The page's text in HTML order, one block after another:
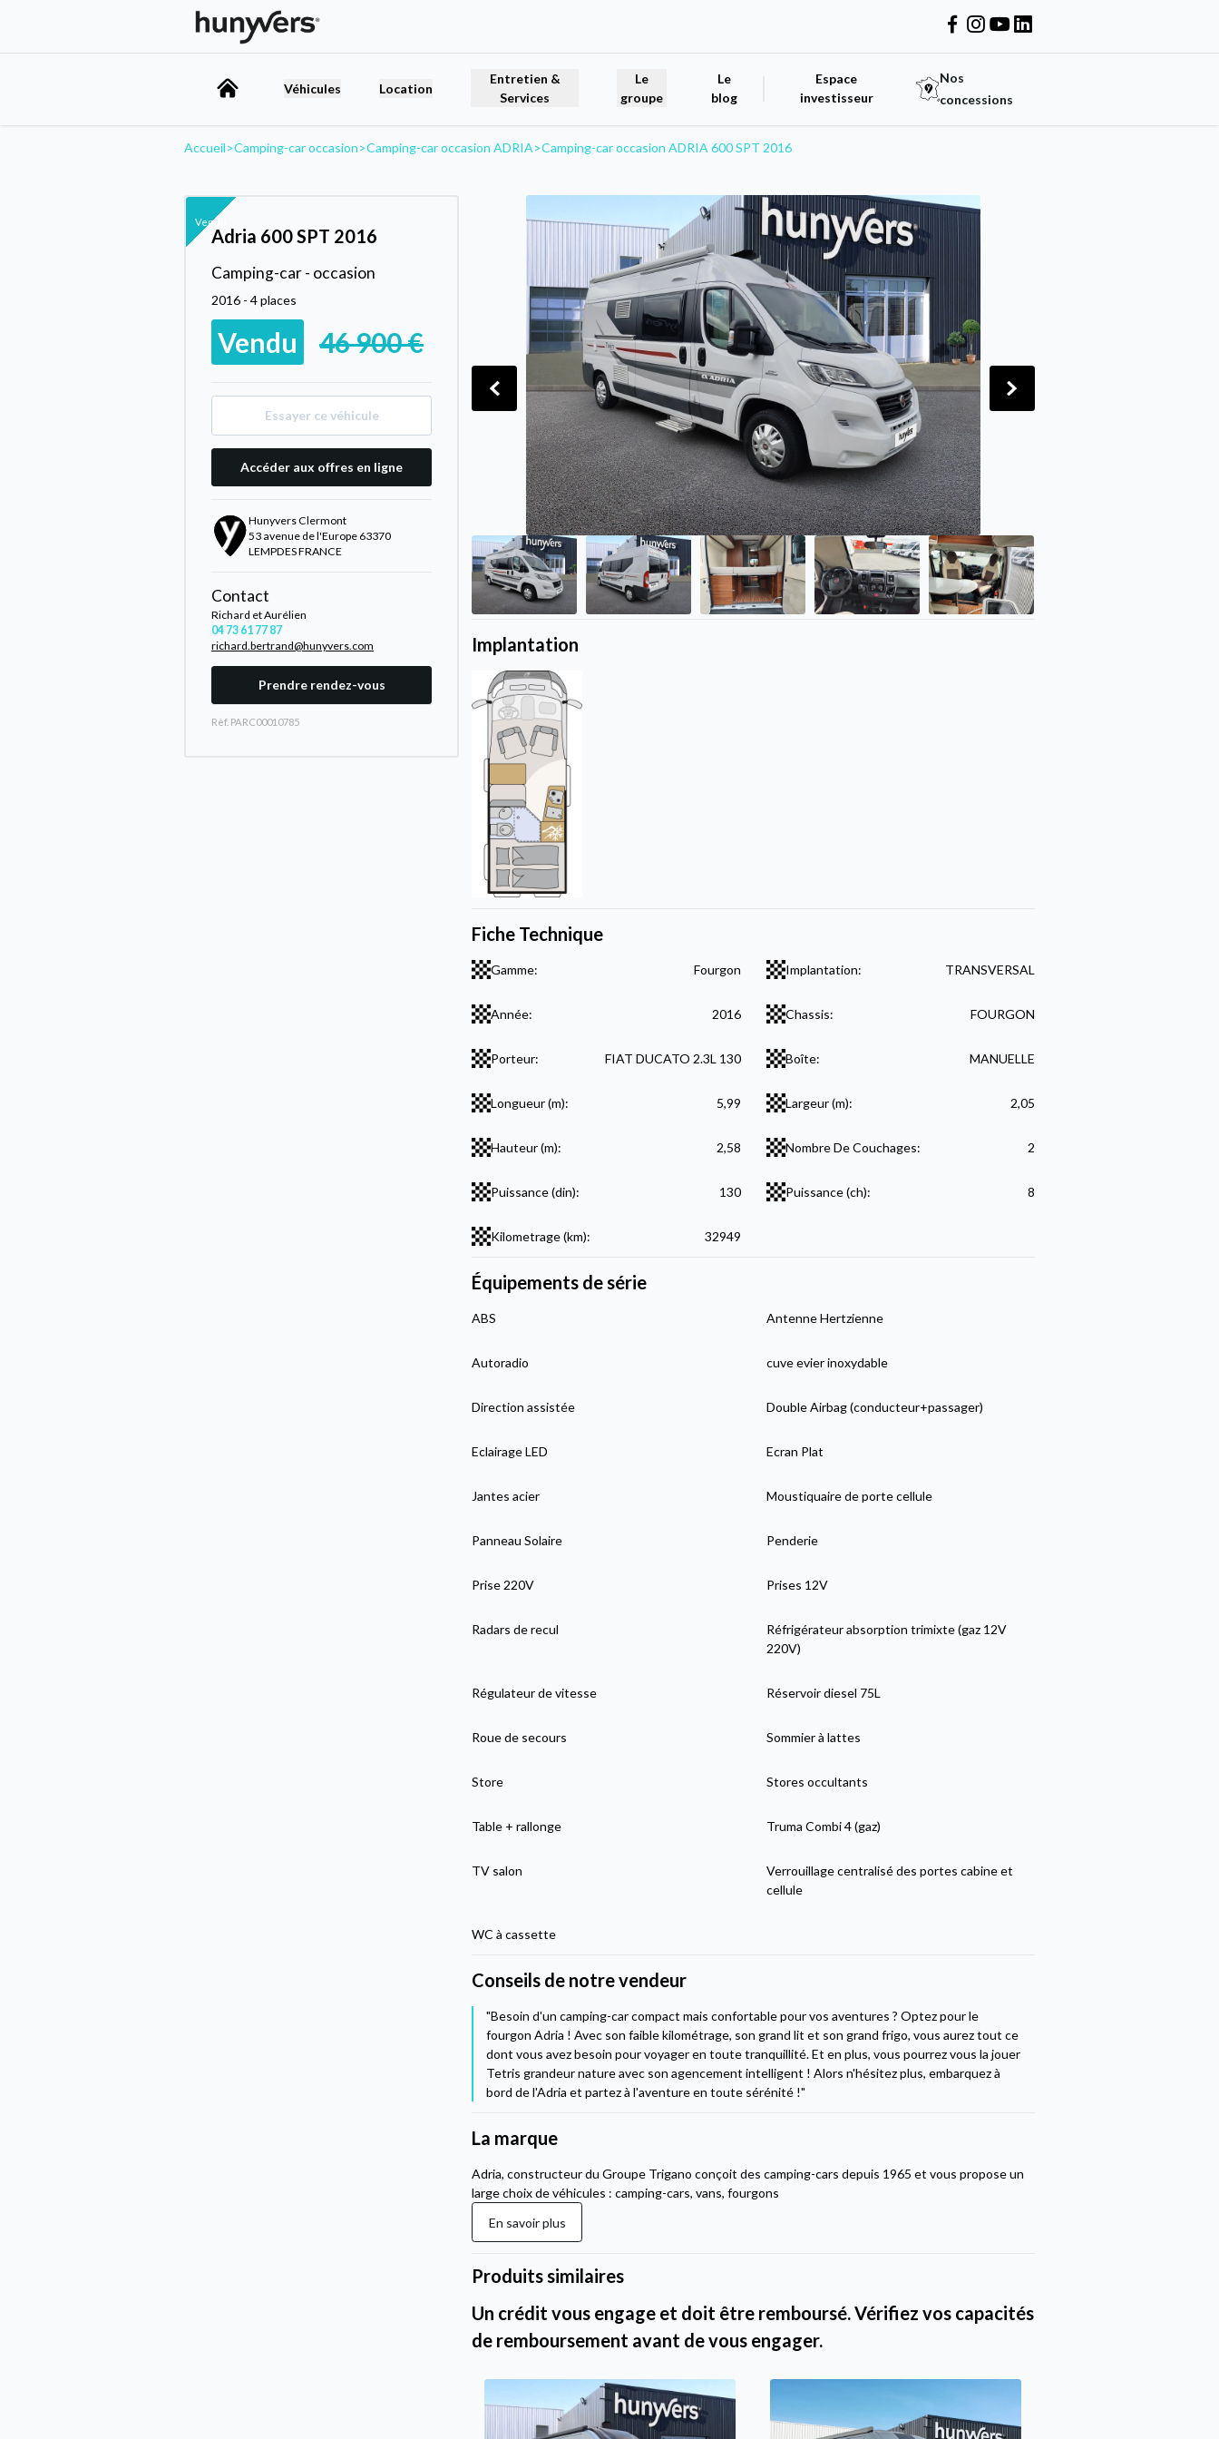
Véhicules Location
Entretien &
Services
Le
groupe
Le
blog
Espace
investisseur
Nos
concessions
Accueil>Camping-car occasion>Camping-car occasion ADRIA>Camping-car occasion ADRIA 600 SPT 2016
Vendu
Adria 600 SPT 2016
Camping-car - occasion
2016 - 4 places
Vendu 46 900 €
Essayer ce véhicule
Accéder aux offres en ligne
Hunyvers Clermont
53 avenue de l'Europe 63370
LEMPDES FRANCE
Contact
Richard et Aurélien
04 73 61 77 87
richard.bertrand@hunyvers.com
Prendre rendez-vous
Rèf. PARC00010785
Implantation
Fiche Technique
Gamme: Fourgon Implantation: TRANSVERSAL
Année: 2016 Chassis: FOURGON
Porteur: FIAT DUCATO 2.3L 130 Boîte: MANUELLE
Longueur (m): 5,99 Largeur (m): 2,05
Hauteur (m): 2,58 Nombre De Couchages: 2
Puissance (din): 130 Puissance (ch): 8
Kilometrage (km): 32949
Équipements de série
ABS Antenne Hertzienne
Autoradio cuve evier inoxydable
Direction assistée Double Airbag (conducteur+passager)
Eclairage LED Ecran Plat
Jantes acier Moustiquaire de porte cellule
Panneau Solaire Penderie
Prise 220V Prises 12V
Radars de recul
Réfrigérateur absorption trimixte (gaz 12V
220V)
Régulateur de vitesse Réservoir diesel 75L
Roue de secours Sommier à lattes
Store Stores occultants
Table + rallonge Truma Combi 4 (gaz)
TV salon
Verrouillage centralisé des portes cabine et
cellule
WC à cassette
Conseils de notre vendeur
"Besoin d'un camping-car compact mais confortable pour vos aventures ? Optez pour le
fourgon Adria ! Avec son faible kilométrage, son grand lit et son grand frigo, vous aurez tout ce
dont vous avez besoin pour voyager en toute tranquillité. Et en plus, vous pourrez vous la jouer
Tetris grandeur nature avec son agencement intelligent ! Alors n'hésitez plus, embarquez à
bord de l'Adria et partez à l'aventure en toute sérénité !"
La marque
Adria, constructeur du Groupe Trigano conçoit des camping-cars depuis 1965 et vous propose un
large choix de véhicules : camping-cars, vans, fourgons
En savoir plus
Produits similaires
Un crédit vous engage et doit être remboursé. Vérifiez vos capacités
de remboursement avant de vous engager.